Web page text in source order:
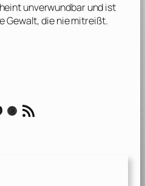
unverwundbar und ist
Gewalt, die nie mitreißt.
Threads RSS-Feed